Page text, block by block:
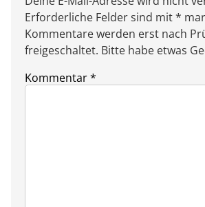
Erforderliche Felder sind mit *
Kommentare werden erst nach
freigeschaltet. Bitte habe etwas
Kommentar*